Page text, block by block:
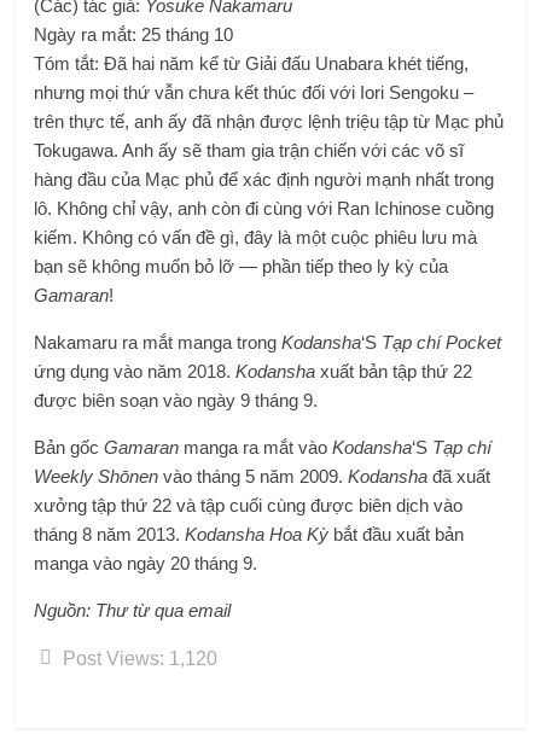
(Các) tác giả: Yosuke Nakamaru
Ngày ra mắt: 25 tháng 10
Tóm tắt: Đã hai năm kể từ Giải đấu Unabara khét tiếng,
nhưng mọi thứ vẫn chưa kết thúc đối với Iori Sengoku –
trên thực tế, anh ấy đã nhận được lệnh triệu tập từ Mạc phủ
Tokugawa. Anh ấy sẽ tham gia trận chiến với các võ sĩ
hàng đầu của Mạc phủ để xác định người mạnh nhất trong
lô. Không chỉ vậy, anh còn đi cùng với Ran Ichinose cuồng
kiếm. Không có vấn đề gì, đây là một cuộc phiêu lưu mà
bạn sẽ không muốn bỏ lỡ — phần tiếp theo ly kỳ của
Gamaran!
Nakamaru ra mắt manga trongKodansha‘S Tạp chí Pocket
ứng dụng vào năm 2018.Kodansha xuất bản tập thứ 22
được biên soạn vào ngày 9 tháng 9.
Bản gốcGamaran manga ra mắt vàoKodansha‘S Tạp chí
Weekly Shōnen vào tháng 5 năm 2009.Kodansha đã xuất
xưởng tập thứ 22 và tập cuối cùng được biên dịch vào
tháng 8 năm 2013.Kodansha Hoa Kỳ bắt đầu xuất bản
manga vào ngày 20 tháng 9.
Nguồn: Thư từ qua email
Post Views: 1,120